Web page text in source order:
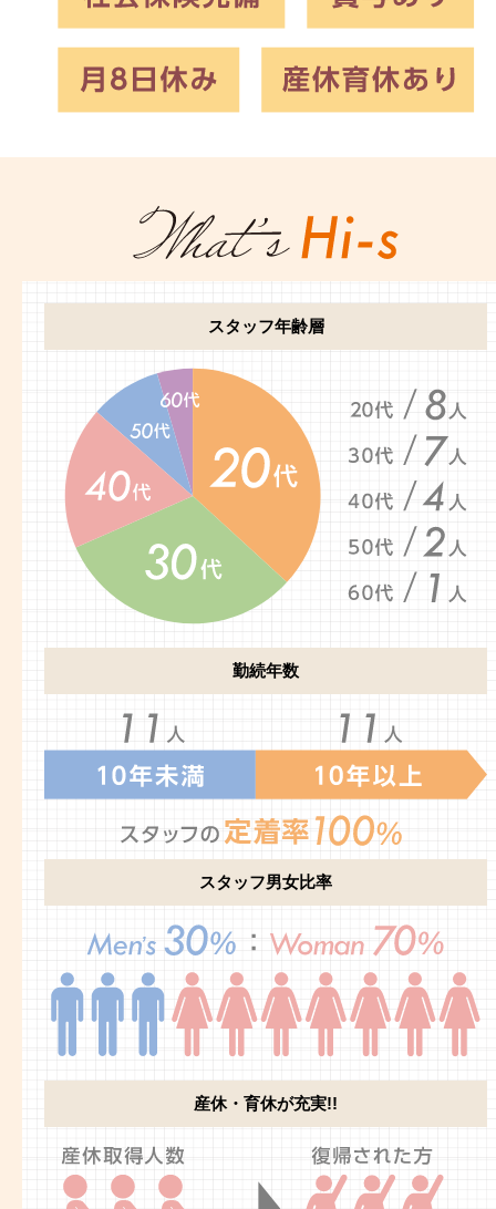
スタッフ年齢層
勤続年数
スタッフ男女比率
産休・育休が充実!!